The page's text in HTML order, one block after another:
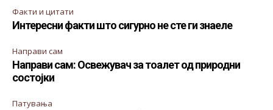
Факти и цитати
Интересни факти што сигурно не сте ги знаеле
Направи сам
Направи сам: Освежувач за тоалет од природни
состојки
Патувања